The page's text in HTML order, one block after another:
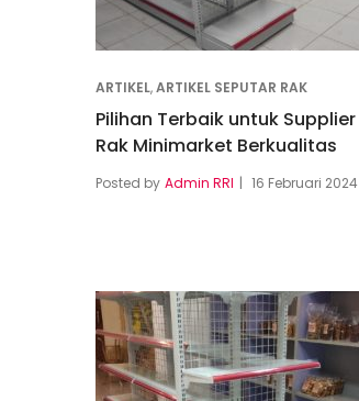
ARTIKEL,ARTIKEL SEPUTAR RAK
Pilihan Terbaik untuk Supplier
Rak Minimarket Berkualitas
Posted by Admin RRI 16 Februari 2024